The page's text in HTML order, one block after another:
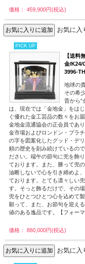
価格： 459,900円(税込)
お気に入
PICK UP
【送料
金/
3996-
地球の
その希
昔から“
は、現在では「金地金」をは
ぐ優れた金工芸品の数々をお
金地金流通協会の正会員であ
金市場およびロンドン・プラ
の字を図案化したグッド・デ
頼の歴史を刻み続けているの
ださい。端午の節句に兜を飾
ております。また、勝って兜
油断しないで心を引き締めよ
ております。とても凛々しい
す。そっと飾るだけで、その
兜をひとつひとつ心を込めて
願って、また、お節句を迎え
値のある逸品です。【フォー
価格： 880,000円(税込)
お気に入